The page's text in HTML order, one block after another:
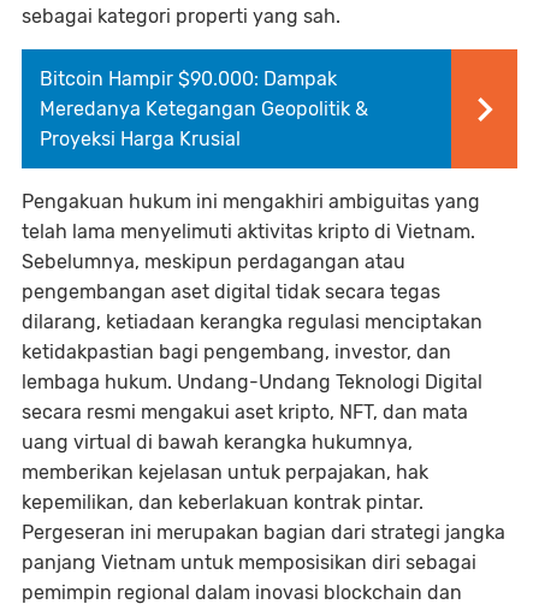
sebagai kategori properti yang sah.
Bitcoin Hampir $90.000: Dampak
Meredanya Ketegangan Geopolitik &
Proyeksi Harga Krusial
Pengakuan hukum ini mengakhiri ambiguitas yang
telah lama menyelimuti aktivitas kripto di Vietnam.
Sebelumnya, meskipun perdagangan atau
pengembangan aset digital tidak secara tegas
dilarang, ketiadaan kerangka regulasi menciptakan
ketidakpastian bagi pengembang, investor, dan
lembaga hukum. Undang-Undang Teknologi Digital
secara resmi mengakui aset kripto, NFT, dan mata
uang virtual di bawah kerangka hukumnya,
memberikan kejelasan untuk perpajakan, hak
kepemilikan, dan keberlakuan kontrak pintar.
Pergeseran ini merupakan bagian dari strategi jangka
panjang Vietnam untuk memposisikan diri sebagai
pemimpin regional dalam inovasi blockchain dan